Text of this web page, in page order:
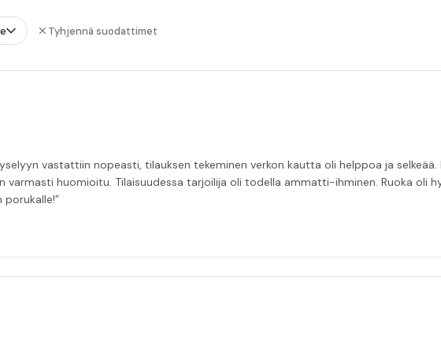
Tyhjennä suodattimet
vastattiin nopeasti, tilauksen tekeminen verkon kautta oli helppoa ja selkeää.
huomioitu. Tilaisuudessa tarjoilija oli todella ammatti-ihminen. Ruoka oli
porukalle!”